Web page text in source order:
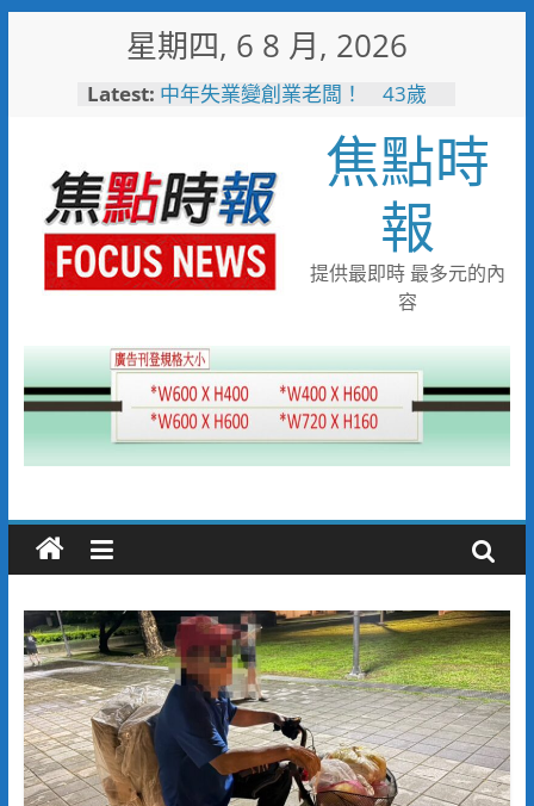
星期四, 6 8 月, 2026
Latest: 中年失業變創業老闆！ 43歲
失智婦癱坐路邊 新南邏警一眼
認出速通知家屬
見女網友需先匯錢 北門警戳破
詐騙陷阱保住40萬
工作過勞眼前發黑 北門巡警眼
尖急扶女子化解危機
逛賣場熱中暑昏厥 南門警與消
焦點時
報
提供最即時 最多元的內
容